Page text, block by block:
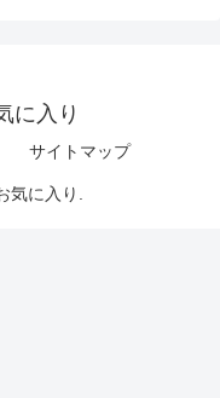
に入り
サイトマップ
気に入り.